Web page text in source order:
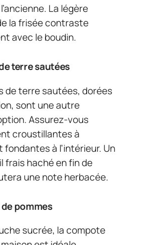
La légère
la frisée contraste
avec le boudin.
terre sautées
de terre sautées, dorées
sont une autre
Assurez-vous
croustillantes à
fondantes à l’intérieur. Un
frais haché en fin de
une note herbacée.
pommes
sucrée, la compote